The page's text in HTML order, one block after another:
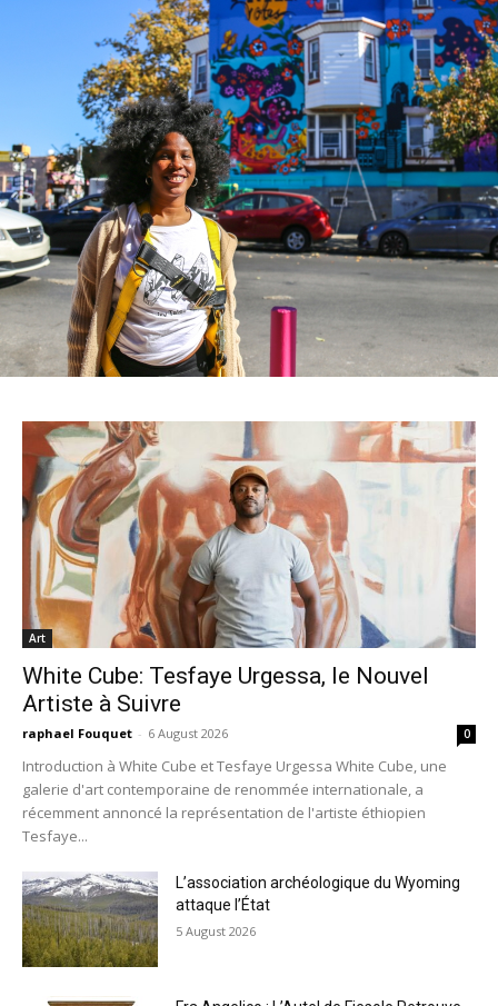
Art
White Cube: Tesfaye Urgessa, le Nouvel
Artiste à Suivre
raphael Fouquet - 6 August 2026 0
Introduction à White Cube et Tesfaye Urgessa White Cube, une
galerie d'art contemporaine de renommée internationale, a
récemment annoncé la représentation de l'artiste éthiopien
Tesfaye...
L’association archéologique du Wyoming
attaque l’État
5 August 2026